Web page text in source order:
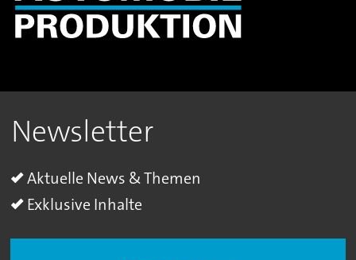
Newsletter
Aktuelle News & Themen
Exklusive Inhalte